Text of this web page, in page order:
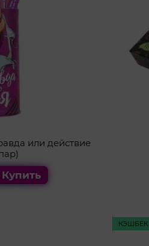
или действие
Купить
КЭШБЕК